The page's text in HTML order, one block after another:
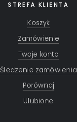
STREFA KLIENTA
Koszyk
Zamówienie
Twoje konto
Śledzenie zamówienia
Porównaj
Ulubione